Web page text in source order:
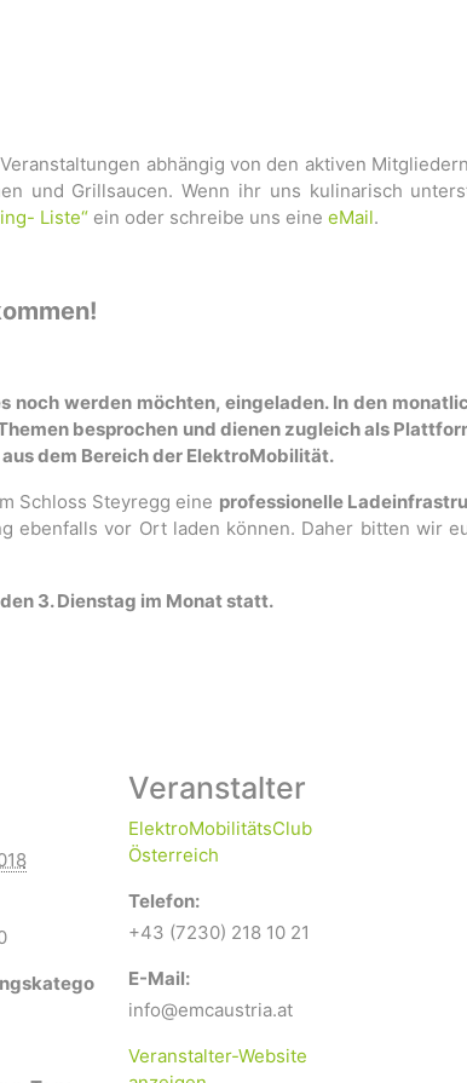
abhängig von den aktiven
und Grillsaucen. Wenn ihr uns kulinarisch
Liste“ ein oder schreibe uns eine eMail.
noch werden möchten, eingeladen. In den
besprochen und dienen zugleich als
dem Bereich der ElektroMobilität.
Schloss Steyregg eine professionelle
ebenfalls vor Ort laden können. Daher bitten wir
3. Dienstag im Monat statt.
Veranstalter
ElektroMobilitätsClub
Österreich
Telefon:
+43 (7230) 218 10 21
E-Mail:
info@emcaustria.at
Veranstalter-Website